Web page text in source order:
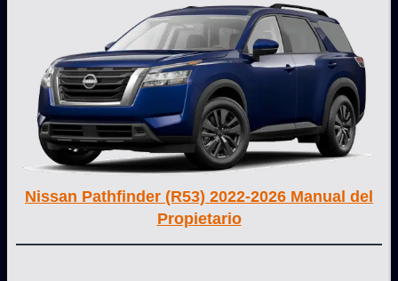
Nissan Pathfinder (R53) 2022-2026 Manual del
Propietario